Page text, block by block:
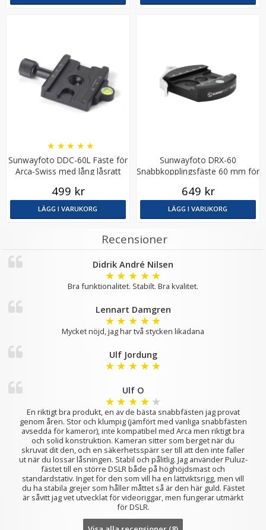
Puluz 1/4 tums hangänga till 3/8 tums hangänga
★
49 kr
LÄGG I VARUKORG
Sunwayfoto DDC-60L Fäste för
Arca-Swiss med lång låsratt
★ ★ ★ ★ ★
499 kr
LÄGG I VARUKORG
Sunwayfoto DRX-60
Snabbkopplingsfäste 60 mm för
649 kr
LÄGG I VARUKORG
Recensioner
Didrik André Nilsen
★ ★ ★ ★ ★
Bra funktionalitet. Stabilt. Bra kvalitet.
Lennart Damgren
★ ★ ★ ★ ★
Mycket nöjd, jag har två stycken likadana
Ulf Jordung
★ ★ ★ ★ ★
Ulf O
★ ★ ★ ★ ★
En riktigt bra produkt, en av de bästa snabbfästen jag provat
genom åren. Stor och klumpig (jämfört med vanliga snabbfästen
avsedda för kameror), inte kompatibel med Arca men riktigt bra
och solid konstruktion. Kameran sitter som berget när du
skruvat dit den, och en säkerhetsspärr ser till att den inte faller
ut när du lossar låsningen. Stabil och pålitlig. Jag använder Puluz-
fästet till en större DSLR både på höghöjdsmast och
standardstativ. Inget för den som vill ha en lättviktsrigg, men vill
du ha stabila grejer som håller måttet så är den här guld. Fästet
är såvitt jag vet utvecklat för videoriggar, men fungerar utmärkt
för DSLR.